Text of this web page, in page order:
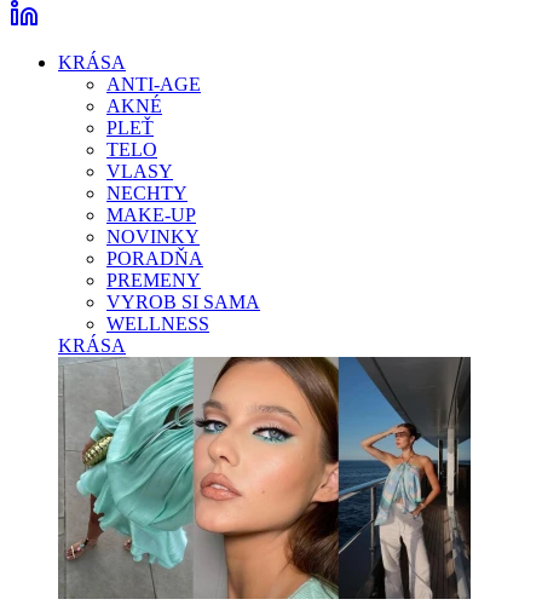
KRÁSA
ANTI-AGE
AKNÉ
PLEŤ
TELO
VLASY
NECHTY
MAKE-UP
NOVINKY
PORADŇA
PREMENY
VYROB SI SAMA
WELLNESS
KRÁSA